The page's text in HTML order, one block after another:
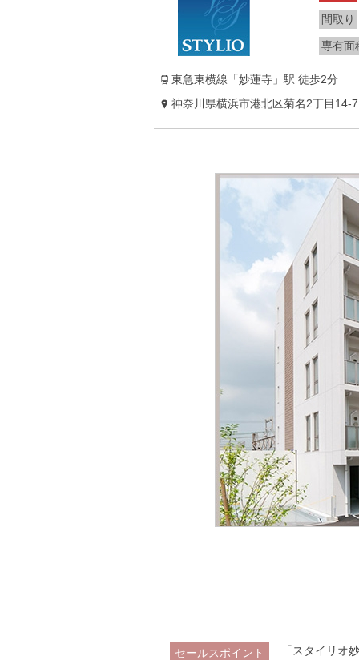
間取り
専有面
東急東横線「妙蓮寺」駅 徒歩2分
神奈川県横浜市港北区菊名2丁目14-7
セールスポイント
「スタイリオ